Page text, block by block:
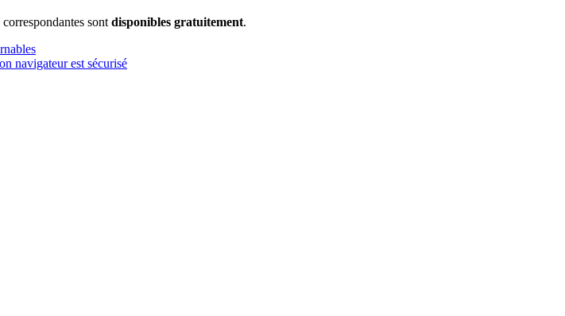
correspondantes sont disponibles gratuitement.
navigateur est sécurisé